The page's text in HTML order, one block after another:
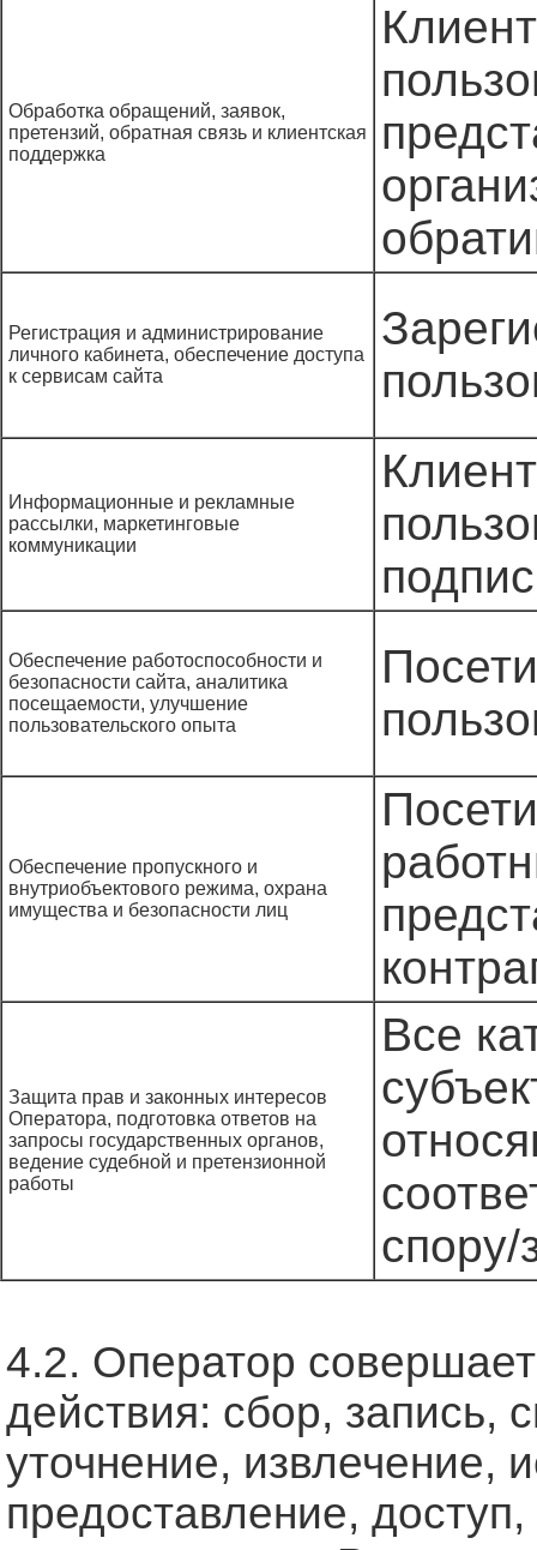
Обработка обращений, заявок,
претензий, обратная связь и клиентская
поддержка
Регистрация и администрирование
личного кабинета, обеспечение доступа
к сервисам сайта
Информационные и рекламные
рассылки, маркетинговые
коммуникации
Обеспечение работоспособности и
безопасности сайта, аналитика
посещаемости, улучшение
пользовательского опыта
Обеспечение пропускного и
внутриобъектового режима, охрана
имущества и безопасности лиц
Защита прав и законных интересов
Оператора, подготовка ответов на
запросы государственных органов,
ведение судебной и претензионной
работы
Все
спору/
4.2. Оператор
действия: сбор, запись,
уточнение, извлечение,
предоставление,